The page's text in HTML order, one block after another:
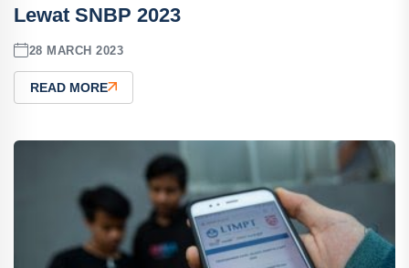
Lewat SNBP 2023
28 MARCH 2023
READ MORE